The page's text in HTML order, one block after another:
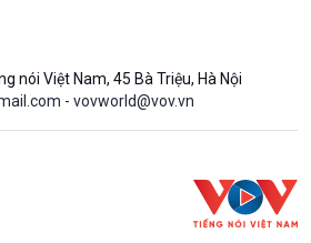
nói Việt Nam, 45 Bà Triệu, Hà Nội
- vovworld@vov.vn